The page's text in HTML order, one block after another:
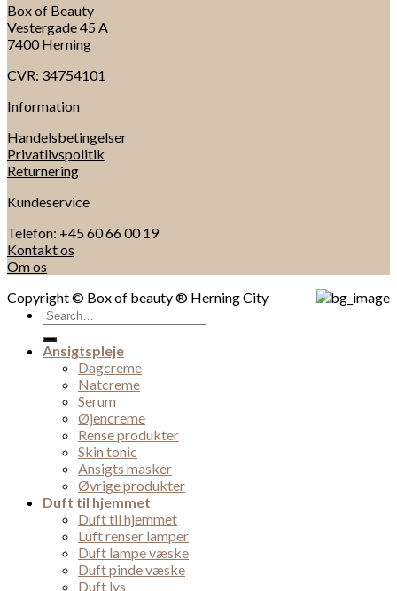
Box of Beauty
Vestergade 45 A
7400 Herning
CVR: 34754101
Information
Handelsbetingelser
Privatlivspolitik
Returnering
Kundeservice
Telefon: +45 60 66 00 19
Kontakt os
Om os
Copyright © Box of beauty ® Herning City
Search
for:
Ansigtspleje
Dagcreme
Natcreme
Serum
Øjencreme
Rense produkter
Skin tonic
Ansigts masker
Øvrige produkter
Duft til hjemmet
Duft til hjemmet
Luft renser lamper
Duft lampe væske
Duft pinde væske
Duft lys